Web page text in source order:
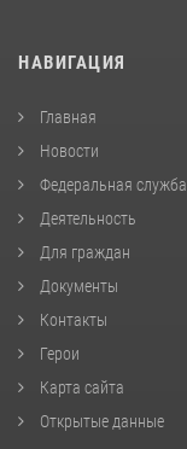
НАВИГАЦИЯ
Главная
Новости
Федеральная служба
Деятельность
Для граждан
Документы
Контакты
Герои
Карта сайта
Открытые данные